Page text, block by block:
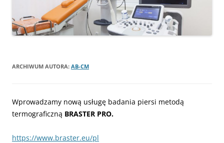
ARCHIWUM AUTORA: AB-CM
Wprowadzamy nową usługę badania piersi metodą
termograficzną BRASTER PRO.
https://www.braster.eu/pl